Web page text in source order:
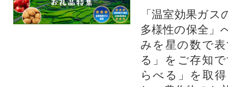
「温室効果ガ
多様性の保全」
みを星の数で
る」をご存知
らべる」を取